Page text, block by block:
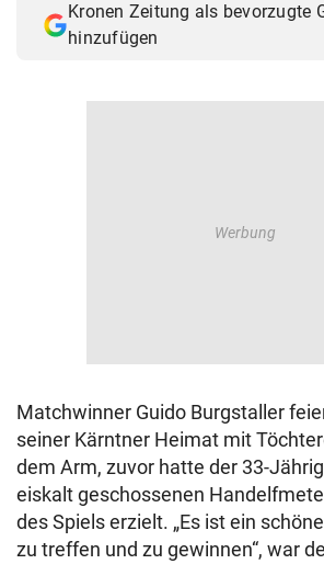
Kronen Zeitung als bevorzugte
hinzufügen
Matchwinner Guido Burgstaller
seiner Kärntner Heimat mit
dem Arm, zuvor hatte der 33-
eiskalt geschossenen
des Spiels erzielt. „Es ist ein
zu treffen und zu gewinnen“, war